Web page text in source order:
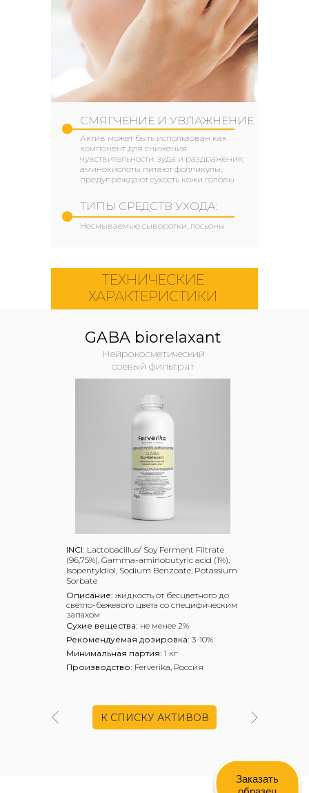
СМЯГЧЕНИЕ И УВЛАЖНЕНИЕ
ТИПЫ СРЕДСТВ УХОДА:
Актив может быть использован как
компонент для снижения
чувствительности, зуда и раздражения;
аминокислоты питают фолликулы,
предупреждают сухость кожи головы
Несмываемые сыворотки, лосьоны
ТЕХНИЧЕСКИЕ
ХАРАКТЕРИСТИКИ
Сухие вещества: не менее 2%
Описание: жидкость от бесцветного до
светло-бежевого цвета со специфическим
запахом
Рекомендуемая дозировка: 3-10%
GABA biorelaxant
Нейрокосметический
соевый фильтрат
INCI: Lactobacillus/ Soy Ferment Filtrate
(96,75%), Gamma-aminobutyric acid (1%),
Isopentyldiol, Sodium Benzoate, Potassium
Sorbate
Минимальная партия: 1 кг
Производство: Ferverika, Россия
К СПИСКУ АКТИВОВ
Заказать